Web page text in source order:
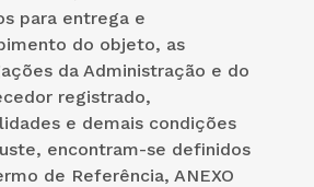
para entrega e
do objeto, as
da Administração e do
registrado,
e demais condições
encontram-se definidos
de Referência, ANEXO